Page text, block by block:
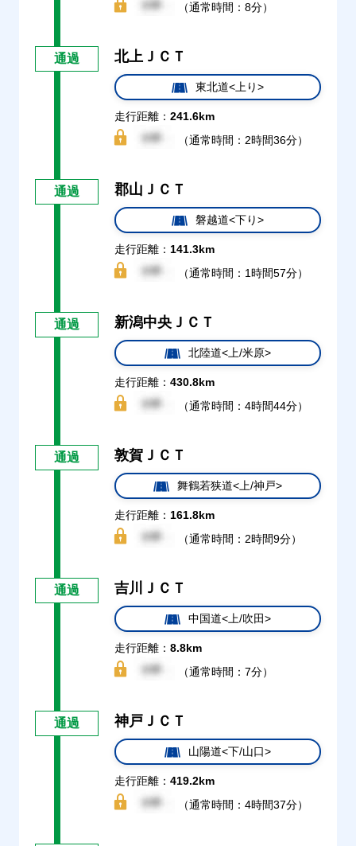
（通常時間：8分）
通過 北上ＪＣＴ
東北道<上り>
走行距離： 241.6km
（通常時間：2時間36分）
通過 郡山ＪＣＴ
磐越道<下り>
走行距離： 141.3km
（通常時間：1時間57分）
通過 新潟中央ＪＣＴ
北陸道<上/米原>
走行距離： 430.8km
（通常時間：4時間44分）
通過 敦賀ＪＣＴ
舞鶴若狭道<上/神戸>
走行距離： 161.8km
（通常時間：2時間9分）
通過 吉川ＪＣＴ
中国道<上/吹田>
走行距離： 8.8km
（通常時間：7分）
通過 神戸ＪＣＴ
山陽道<下/山口>
走行距離： 419.2km
（通常時間：4時間37分）